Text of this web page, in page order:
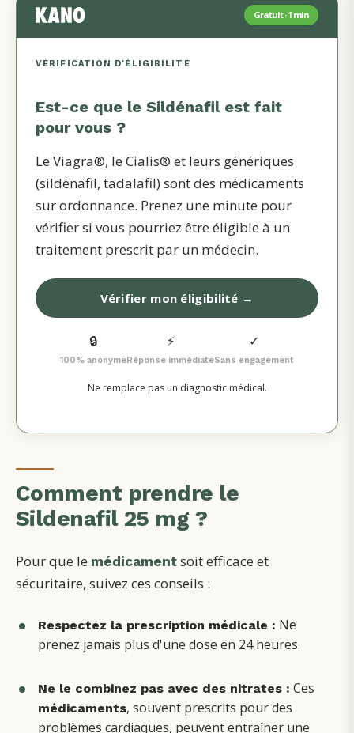
Gratuit · 1 min
VÉRIFICATION D'ÉLIGIBILITÉ
Est-ce que le Sildénafilest fait
pour vous ?
Le Viagra®, le Cialis® et leurs génériques
(sildénafil, tadalafil) sont des médicaments
sur ordonnance. Prenez une minute pour
vérifier si vous pourriez être éligible à un
traitement prescrit par un médecin.
Vérifier mon éligibilité →
🔒
100% anonyme
⚡
Réponse immédiate
✓
Sans engagement
Ne remplace pas un diagnostic médical.
Comment prendre le
Sildenafil 25 mg ?
Pour que le médicament soit efficace et
sécuritaire, suivez ces conseils :
Respectez la prescription médicale : Ne
prenez jamais plus d'une dose en 24 heures.
Ne le combinez pas avec des nitrates : Ces
médicaments, souvent prescrits pour des
problèmes cardiaques, peuvent entraîner une